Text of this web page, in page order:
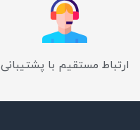
ارتباط مستقیم با پشتیبانی